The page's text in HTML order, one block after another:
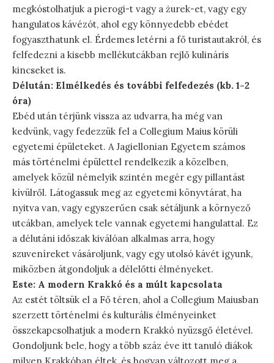
megkóstolhatjuk a pierogi-t vagy a żurek-et, vagy egy
hangulatos kávézót, ahol egy könnyedebb ebédet
fogyaszthatunk el. Érdemes letérni a fő turistautakról, és
felfedezni a kisebb mellékutcákban rejlő kulináris
kincseket is.
Délután: Elmélkedés és további felfedezés (kb. 1-2
óra)
Ebéd után térjünk vissza az udvarra, ha még van
kedvünk, vagy fedezzük fel a Collegium Maius körüli
egyetemi épületeket. A Jagiellonian Egyetem számos
más történelmi épülettel rendelkezik a közelben,
amelyek közül némelyik szintén megér egy pillantást
kívülről. Látogassuk meg az egyetemi könyvtárat, ha
nyitva van, vagy egyszerűen csak sétáljunk a környező
utcákban, amelyek tele vannak egyetemi hangulattal. Ez
a délutáni időszak kiválóan alkalmas arra, hogy
szuveníreket vásároljunk, vagy egy utolsó kávét igyunk,
miközben átgondoljuk a délelőtti élményeket.
Este: A modern Krakkó és a múlt kapcsolata
Az estét töltsük el a Fő téren, ahol a Collegium Maiusban
szerzett történelmi és kulturális élményeinket
összekapcsolhatjuk a modern Krakkó nyüzsgő életével.
Gondoljunk bele, hogy a több száz éve itt tanuló diákok